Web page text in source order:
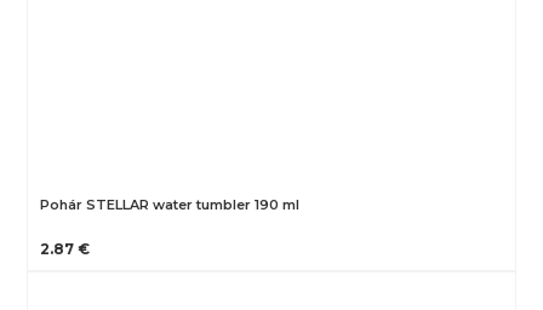
Pohár STELLAR water tumbler 190 ml
2.87 €